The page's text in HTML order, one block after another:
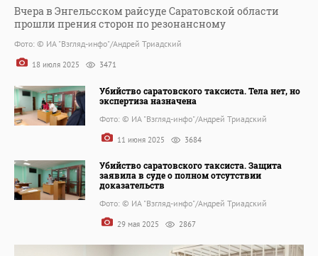
Вчера в Энгельсском райсуде Саратовской области
прошли прения сторон по резонансному
Фото: © ИА "Взгляд-инфо"/Андрей Триадский
18 июля 2025 3471
Убийство саратовского таксиста. Тела нет, но
экспертиза назначена
Фото: © ИА "Взгляд-инфо"/Андрей Триадский
11 июня 2025 3684
Убийство саратовского таксиста. Защита
заявила в суде о полном отсутствии
доказательств
Фото: © ИА "Взгляд-инфо"/Андрей Триадский
29 мая 2025 2867